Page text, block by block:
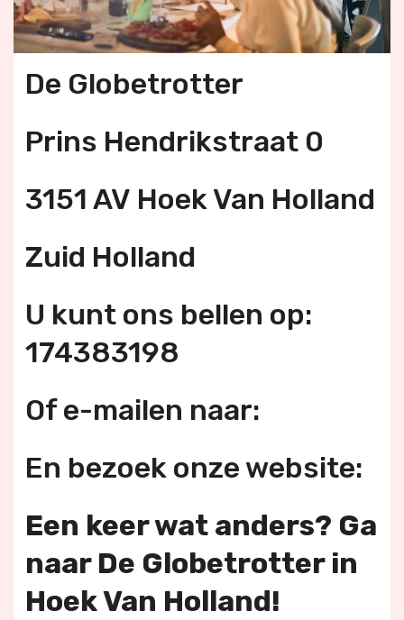
De Globetrotter
Prins Hendrikstraat 0
3151 AV Hoek Van Holland
Zuid Holland
U kunt ons bellen op:
174383198
Of e-mailen naar:
En bezoek onze website:
Een keer wat anders? Ga
naar De Globetrotter in
Hoek Van Holland!